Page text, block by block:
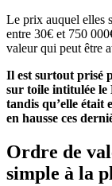
Le prix auquel elles
entre 30€ et 750
valeur qui peut être
Il est surtout prisé
sur toile intitulée le
tandis qu’elle était
en hausse ces
Ordre de
simple à la